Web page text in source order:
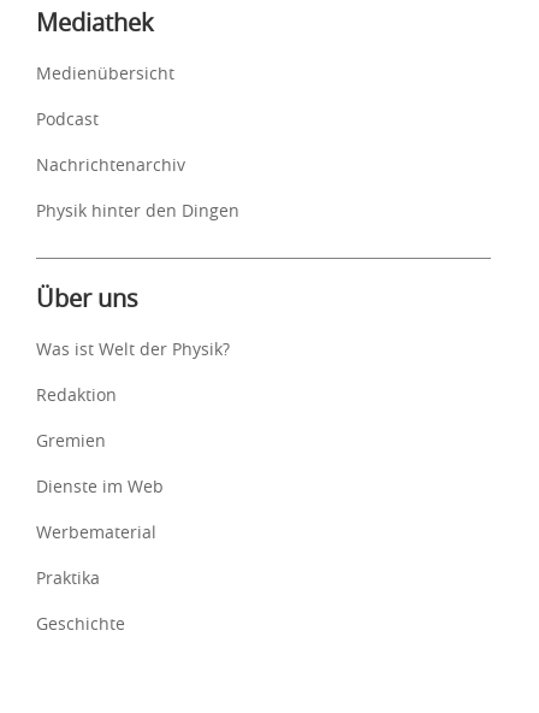
Mediathek
Medienübersicht
Podcast
Nachrichtenarchiv
Physik hinter den Dingen
Über uns
Was ist Welt der Physik?
Redaktion
Gremien
Dienste im Web
Werbematerial
Praktika
Geschichte